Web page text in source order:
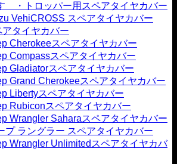
ゞ・トロッパー用スペアタイヤカバー
VehiCROSS スペアタイヤカバー
タイヤカバー
Cherokeeスペアタイヤカバー
Compassスペアタイヤカバー
Gladiatorスペアタイヤカバー
Grand Cherokeeスペアタイヤカバー
Libertyスペアタイヤカバー
Rubiconスペアタイヤカバー
Wrangler Saharaスペアタイヤカバー
プ ラングラー スペアタイヤカバー
Wrangler Unlimitedスペアタイヤカバ